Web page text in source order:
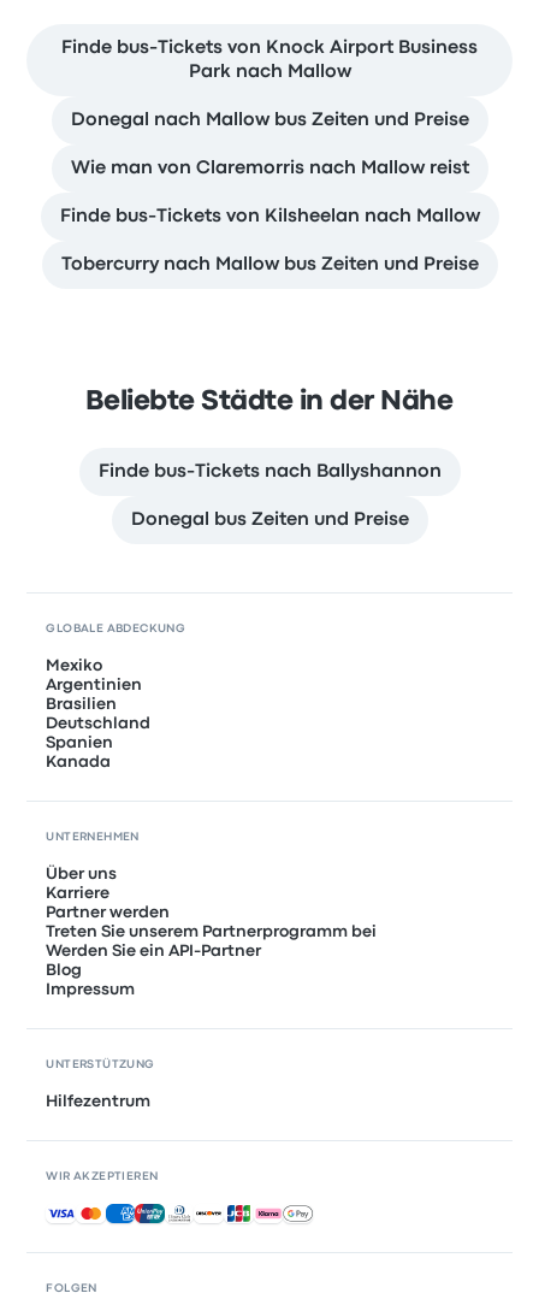
Finde bus-Tickets von Knock Airport Business
Park nach Mallow
Donegal nach Mallow bus Zeiten und Preise
Wie man von Claremorris nach Mallow reist
Finde bus-Tickets von Kilsheelan nach Mallow
Tobercurry nach Mallow bus Zeiten und Preise
Beliebte Städte in der Nähe
Finde bus-Tickets nach Ballyshannon
Donegal bus Zeiten und Preise
FOLGEN
GLOBALE ABDECKUNG
Mexiko
Argentinien
Brasilien
Deutschland
Spanien
Kanada
UNTERNEHMEN
Über uns
Karriere
Partner werden
Treten Sie unserem Partnerprogramm bei
Werden Sie ein API-Partner
Blog
Impressum
UNTERSTÜTZUNG
Hilfezentrum
WIR AKZEPTIEREN
Akzeptierte Zahlungsmethoden